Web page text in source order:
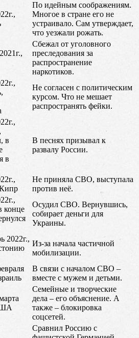
По идейным соображениям.
Многое в стране его не
устраивало. Сам утверждает,
что уезжали рожать.
Сбежал от уголовного
преследования за
распространение
наркотиков.
Не согласен с политическим
курсом. Что не мешает
распространять фейки.
в
в
В песнях призывал к
развалу России.
Не приняла СВО, выступала
против неё.
конце
Осудил СВО. Вернувшись,
собирает деньги для
Украины.
2022г.,
Из-за начала частичной
мобилизации.
В связи с началом СВО –
вместе с мужем и детьми.
Семейные и творческие
дела – его объяснение. А
также – блокировка
соцсетей.
Сравнил Россию с